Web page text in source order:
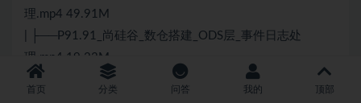
理.mp4 49.91M
| ├──P91.91_尚硅谷_数仓搭建_ODS层_事件日志处
理.mp4 19.23M
| ├──P92.92_尚硅谷_数仓搭建_ODS层_单引号和双引号
首页 分类 问答 我的 顶部